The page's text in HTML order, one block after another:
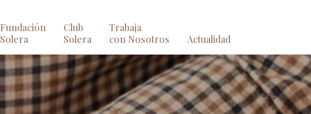
Fundación
Solera
Club
Solera
Trabaja
con Nosotros
Actualidad